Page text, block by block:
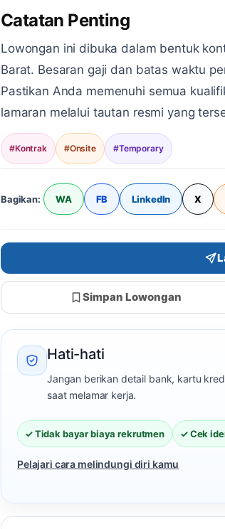
Catatan Penting
Lowongan ini dibuka dalam bentuk
Barat. Besaran gaji dan batas waktu
Pastikan Anda memenuhi semua
lamaran melalui tautan resmi yang
#Kontrak #Onsite #Temporary
Bagikan: WA FB LinkedIn X
Simpan Lowongan
Hati-hati
Jangan berikan detail bank, kartu
saat melamar kerja.
✓ Tidak bayar biaya rekrutmen ✓ Cek
Pelajari cara melindungi diri kamu